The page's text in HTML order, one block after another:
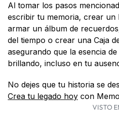
Al tomar los pasos
escribir tu memoria, crear un
armar un álbum de
del tiempo o crear una Caja
asegurando que la esencia
brillando, incluso en tu
Crea tu legado hoy con
VISTO